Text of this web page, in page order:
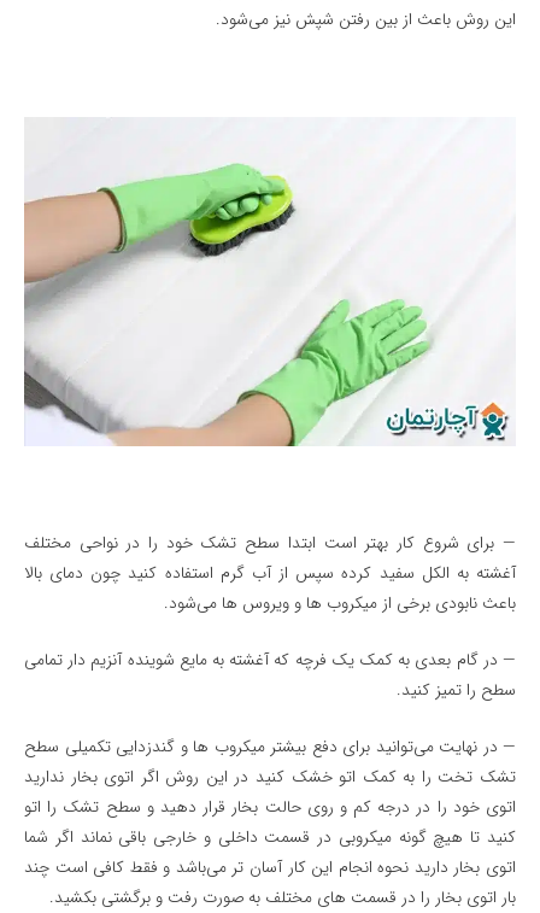
این روش باعث از بین رفتن شپش نیز می‌شود.
— برای شروع کار بهتر است ابتدا سطح تشک خود را در نواحی مختلف
آغشته به الکل سفید کرده سپس از آب گرم استفاده کنید چون دمای بالا
باعث نابودی برخی از میکروب ها و ویروس ها می‌شود.
— در گام بعدی به کمک یک فرچه که آغشته به مایع شوینده آنزیم دار تمامی
سطح را تمیز کنید.
— در نهایت می‌توانید برای دفع بیشتر میکروب ها و گندزدایی تکمیلی سطح
تشک تخت را به کمک اتو خشک کنید در این روش اگر اتوی بخار ندارید
اتوی خود را در درجه کم و روی حالت بخار قرار دهید و سطح تشک را اتو
کنید تا هیچ گونه میکروبی در قسمت داخلی و خارجی باقی نماند اگر شما
اتوی بخار دارید نحوه انجام این کار آسان تر می‌باشد و فقط کافی است چند
بار اتوی بخار را در قسمت های مختلف به صورت رفت و برگشتی بکشید.